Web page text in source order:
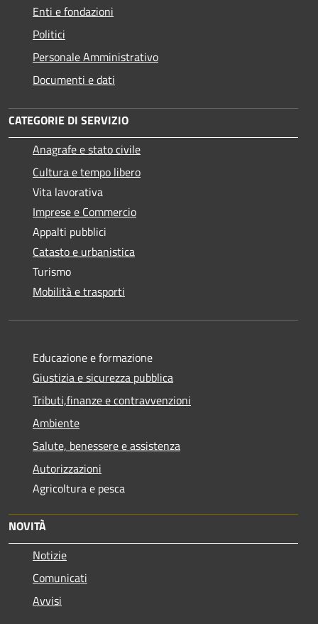
Enti e fondazioni
Politici
Personale Amministrativo
Documenti e dati
CATEGORIE DI SERVIZIO
Anagrafe e stato civile
Cultura e tempo libero
Vita lavorativa
Imprese e Commercio
Appalti pubblici
Catasto e urbanistica
Turismo
Mobilità e trasporti
Educazione e formazione
Giustizia e sicurezza pubblica
Tributi,finanze e contravvenzioni
Ambiente
Salute, benessere e assistenza
Autorizzazioni
Agricoltura e pesca
NOVITÀ
Notizie
Comunicati
Avvisi